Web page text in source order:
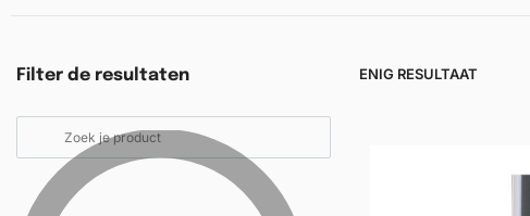
Filter de resultaten ENIG RESULTAAT